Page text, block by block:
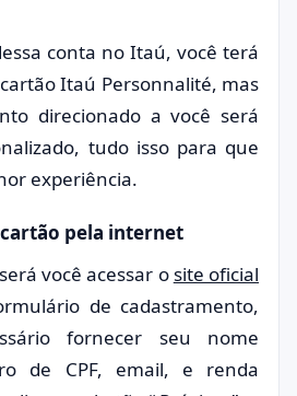
conta no Itaú, você terá
Itaú Personnalité, mas
direcionado a você será
tudo isso para que
experiência.
pela internet
você acessar o site oficial
de cadastramento,
fornecer seu nome
de CPF, email, e renda